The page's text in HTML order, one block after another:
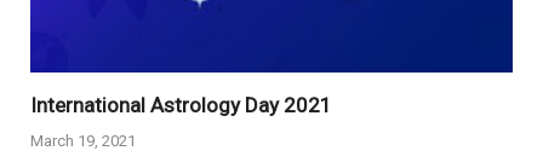
International Astrology Day 2021
March 19, 2021